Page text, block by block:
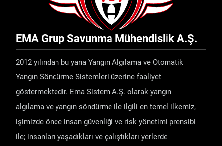
EMA Grup Savunma Mühendislik A.Ş.
2012 yılından bu yana Yangın Algılama ve Otomatik
Yangın Söndürme Sistemleri üzerine faaliyet
göstermektedir. Ema Sistem A.Ş. olarak yangın
algılama ve yangın söndürme ile ilgili en temel ilkemiz,
işimizde önce insan güvenliği ve risk yönetimi prensibi
ile; insanları yaşadıkları ve çalıştıkları yerlerde